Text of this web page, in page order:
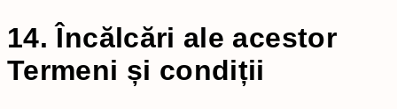
14. Încălcări ale acestor
Termeni și condiții